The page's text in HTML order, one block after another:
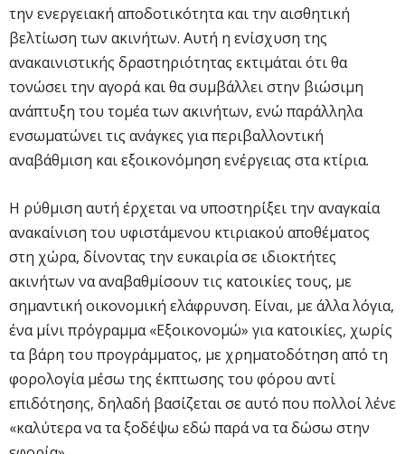
την ενεργειακή αποδοτικότητα και την αισθητική
βελτίωση των ακινήτων. Αυτή η ενίσχυση της
ανακαινιστικής δραστηριότητας εκτιμάται ότι θα
τονώσει την αγορά και θα συμβάλλει στην βιώσιμη
ανάπτυξη του τομέα των ακινήτων, ενώ παράλληλα
ενσωματώνει τις ανάγκες για περιβαλλοντική
αναβάθμιση και εξοικονόμηση ενέργειας στα κτίρια.
Η ρύθμιση αυτή έρχεται να υποστηρίξει την αναγκαία
ανακαίνιση του υφιστάμενου κτιριακού αποθέματος
στη χώρα, δίνοντας την ευκαιρία σε ιδιοκτήτες
ακινήτων να αναβαθμίσουν τις κατοικίες τους, με
σημαντική οικονομική ελάφρυνση. Είναι, με άλλα λόγια,
ένα μίνι πρόγραμμα «Εξοικονομώ» για κατοικίες, χωρίς
τα βάρη του προγράμματος, με χρηματοδότηση από τη
φορολογία μέσω της έκπτωσης του φόρου αντί
επιδότησης, δηλαδή βασίζεται σε αυτό που πολλοί λένε
«καλύτερα να τα ξοδέψω εδώ παρά να τα δώσω στην